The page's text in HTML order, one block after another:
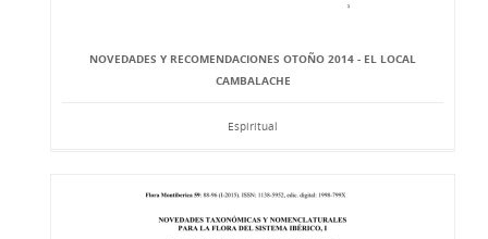
NOVEDADES Y RECOMENDACIONES OTOÑO 2014 - EL LOCAL
CAMBALACHE
Espiritual